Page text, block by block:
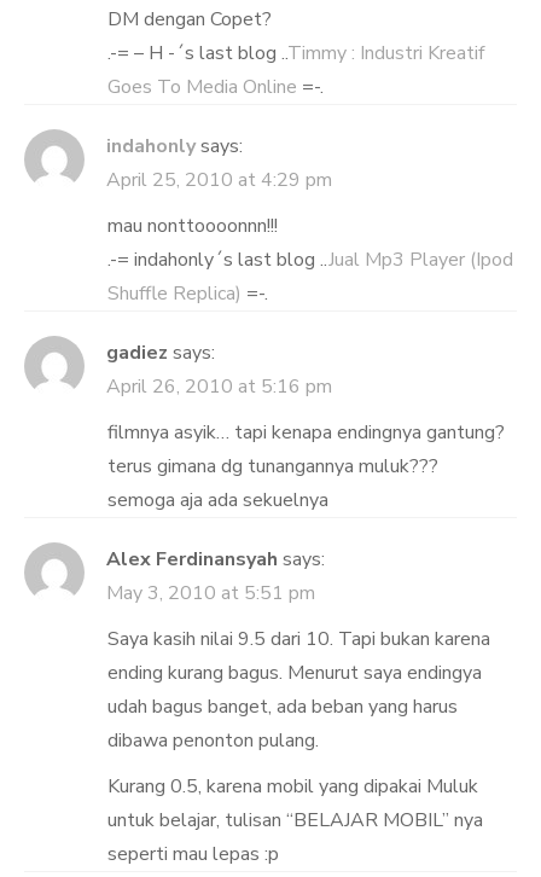
DM dengan Copet?
.-= – H -´s last blog ..Timmy : Industri Kreatif
Goes To Media Online =-.
indahonlysays:
April 25, 2010 at 4:29 pm
mau nonttoooonnn!!!
.-= indahonly´s last blog ..Jual Mp3 Player (Ipod
Shuffle Replica) =-.
gadiez says:
April 26, 2010 at 5:16 pm
filmnya asyik… tapi kenapa endingnya gantung?
terus gimana dg tunangannya muluk???
semoga aja ada sekuelnya
Alex Ferdinansyah says:
May 3, 2010 at 5:51 pm
Saya kasih nilai 9.5 dari 10. Tapi bukan karena
ending kurang bagus. Menurut saya endingya
udah bagus banget, ada beban yang harus
dibawa penonton pulang.
Kurang 0.5, karena mobil yang dipakai Muluk
untuk belajar, tulisan “BELAJAR MOBIL” nya
seperti mau lepas :p